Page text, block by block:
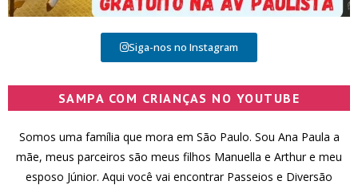
Siga-nos no Instagram
SAMPA COM CRIANÇAS NO YOUTUBE
Somos uma família que mora em São Paulo. Sou Ana Paula a
mãe, meus parceiros são meus filhos Manuella e Arthur e meu
esposo Júnior. Aqui você vai encontrar Passeios e Diversão